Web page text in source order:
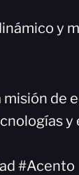
y
de
y
#Acento